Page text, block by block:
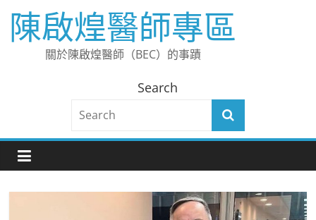
content
陳啟煌醫師專區
關於陳啟煌醫師（BEC）的事蹟
Search